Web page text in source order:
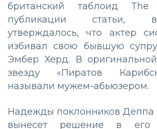
британский таблоид
публикации статьи,
утверждалось, что актер
избивал свою бывшую
Эмбер Херд. В
звезду «Пиратов
называли мужем-абьюзером.
Надежды поклонников Деппа
вынесет решение в его